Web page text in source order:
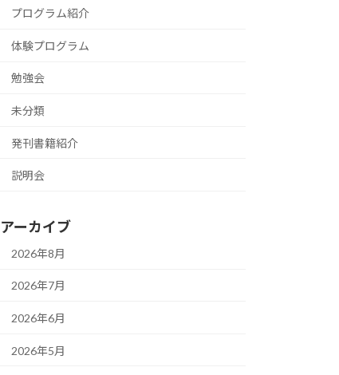
プログラム紹介
体験プログラム
勉強会
未分類
発刊書籍紹介
説明会
アーカイブ
2026年8月
2026年7月
2026年6月
2026年5月